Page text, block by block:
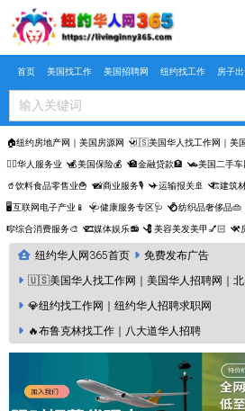
Skip to main content
首页 美国找工作 美国招聘网 纽约找工作 房子出
🏠纽约房地产网｜美国房源网 🇺🇸美国华人找工作网｜美
🤵‍♀️华人服务业 💰美国保险💰 🏦金融贷款🏦 🚗美国二手车
🥤饮料食品零售业🍟 📸商业服务🎙️ ✈️运输报关🚢 🏗️建筑
🖥️互联网电子产业📱 🩺健康服务专区🩺 💍纺织品奢侈品👜
🎼综合消费服务🎨 🎞️媒体娱乐📻 💈美容美发美甲💅🏻 ⚒️
纽约华人网365首页
免费发布广告
🇺🇸美国华人找工作网｜美国华人招聘网｜北
💎纽约找工作网｜纽约华人招聘求职网
🔥布鲁克林找工作｜八大道华人招聘